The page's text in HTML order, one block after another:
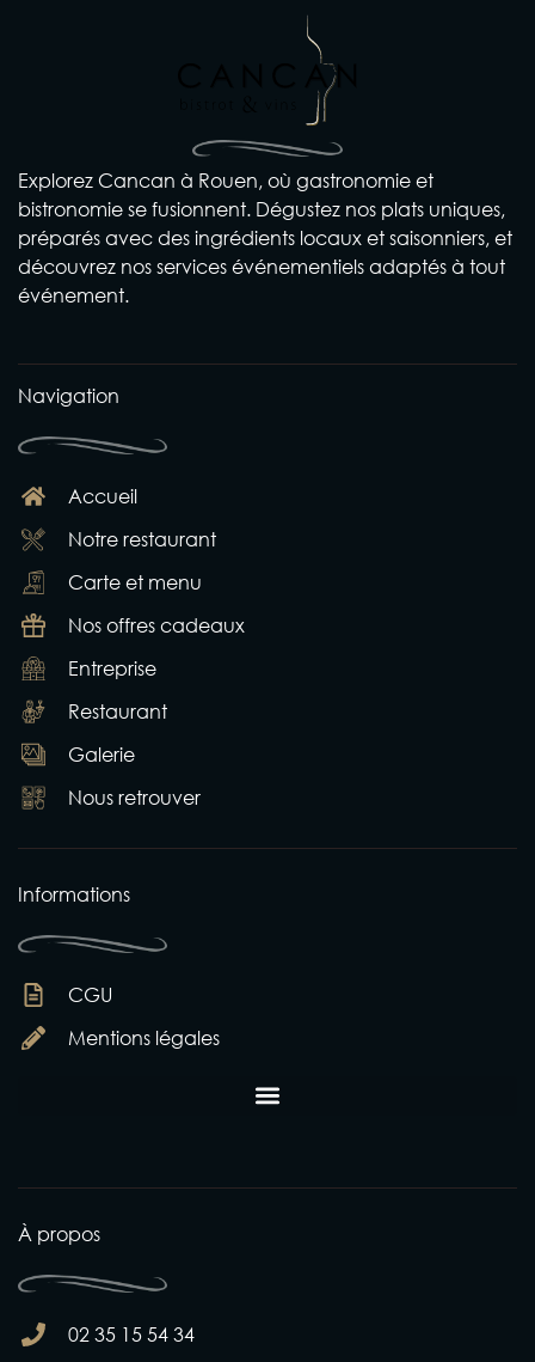
Explorez Cancan à Rouen, où gastronomie et
bistronomie se fusionnent. Dégustez nos plats uniques,
préparés avec des ingrédients locaux et saisonniers, et
découvrez nos services événementiels adaptés à tout
événement.
Navigation
Accueil
Notre restaurant
Carte et menu
Nos offres cadeaux
Entreprise
Restaurant
Galerie
Nous retrouver
Informations
CGU
Mentions légales
À propos
02 35 15 54 34